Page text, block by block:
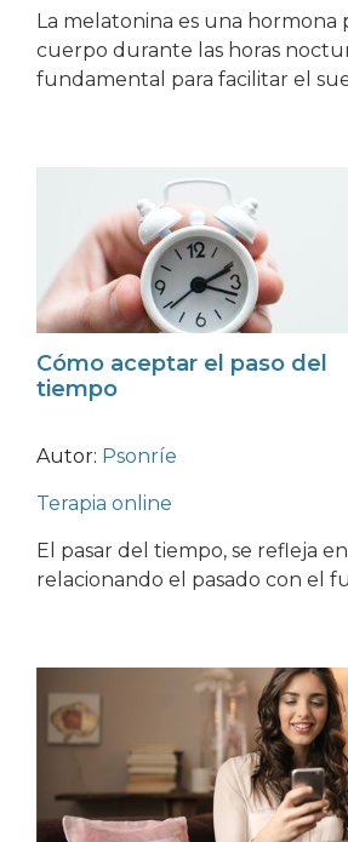
La melatonina es una hormona
cuerpo durante las horas
fundamental para facilitar el
Cómo aceptar el paso del
tiempo
Autor: Psonríe
Terapia online
El pasar del tiempo, se refleja
relacionando el pasado con el